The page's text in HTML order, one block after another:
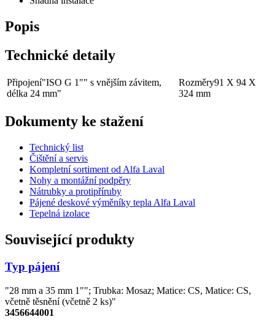
Popis
Technické detaily
Připojení"ISO G 1"" s vnějším závitem,
délka 24 mm"
Rozměry91 X 94 X
324 mm
Dokumenty ke stažení
Technický list
Čištění a servis
Kompletní sortiment od Alfa Laval
Nohy a montážní podpěry
Nátrubky a protipříruby
Pájené deskové výměníky tepla Alfa Laval
Tepelná izolace
Související produkty
Typ pájení
"28 mm a 35 mm 1""; Trubka: Mosaz; Matice: CS, Matice: CS,
včetně těsnění (včetně 2 ks)"
3456644001